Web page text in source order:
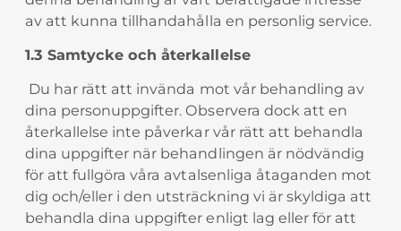
av att kunna tillhandahålla en personlig service.
1.3 Samtycke och återkallelse
Du har rätt att invända mot vår behandling av
dina personuppgifter. Observera dock att en
återkallelse inte påverkar vår rätt att behandla
dina uppgifter när behandlingen är nödvändig
för att fullgöra våra avtalsenliga åtaganden mot
dig och/eller i den utsträckning vi är skyldiga att
behandla dina uppgifter enligt lag eller för att